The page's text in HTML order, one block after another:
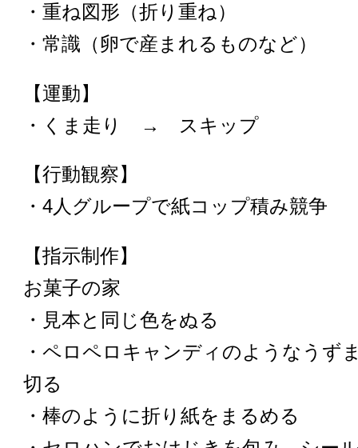
・重ね図形（折り重ね）
・常識（卵で産まれるものなど）
【運動】
・くま走り → スキップ
【行動観察】
・4人グループで紙コップ積み競争
【指示制作】
お菓子の家
・見本と同じ色をぬる
・ペロペロキャンディのようなうず
切る
・棒のように折り紙をまるめる